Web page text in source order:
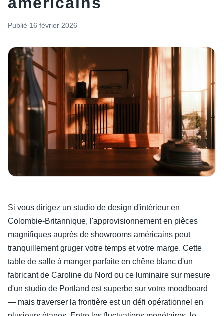
Publié 16 février 2026
Si vous dirigez un studio de design d'intérieur en
Colombie-Britannique, l'approvisionnement en pièces
magnifiques auprès de showrooms américains peut
tranquillement gruger votre temps et votre marge. Cette
table de salle à manger parfaite en chêne blanc d'un
fabricant de Caroline du Nord ou ce luminaire sur mesure
d'un studio de Portland est superbe sur votre moodboard
— mais traverser la frontière est un défi opérationnel en